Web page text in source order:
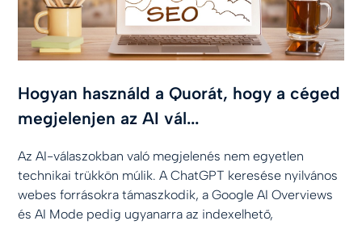
Hogyan használd a Quorát, hogy a céged
megjelenjen az AI vál...
Az AI-válaszokban való megjelenés nem egyetlen
technikai trükkön múlik. A ChatGPT keresése nyilvános
webes forrásokra támaszkodik, a Google AI Overviews
és AI Mode pedig ugyanarra az indexelhető,